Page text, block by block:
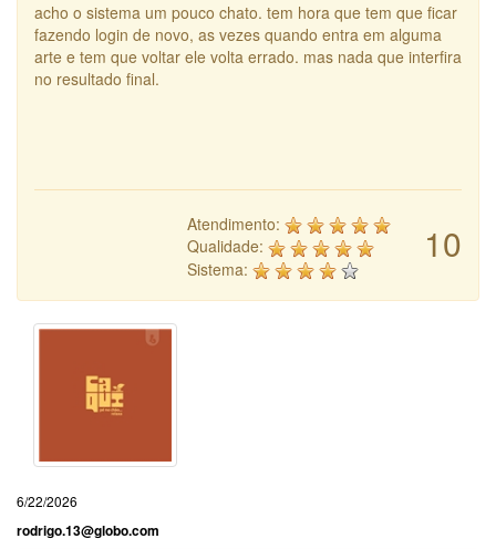
acho o sistema um pouco chato. tem hora que tem que ficar
fazendo login de novo, as vezes quando entra em alguma
arte e tem que voltar ele volta errado. mas nada que interfira
no resultado final.
10
Atendimento:
Qualidade:
Sistema:
6/22/2026
rodrigo.13@globo.com